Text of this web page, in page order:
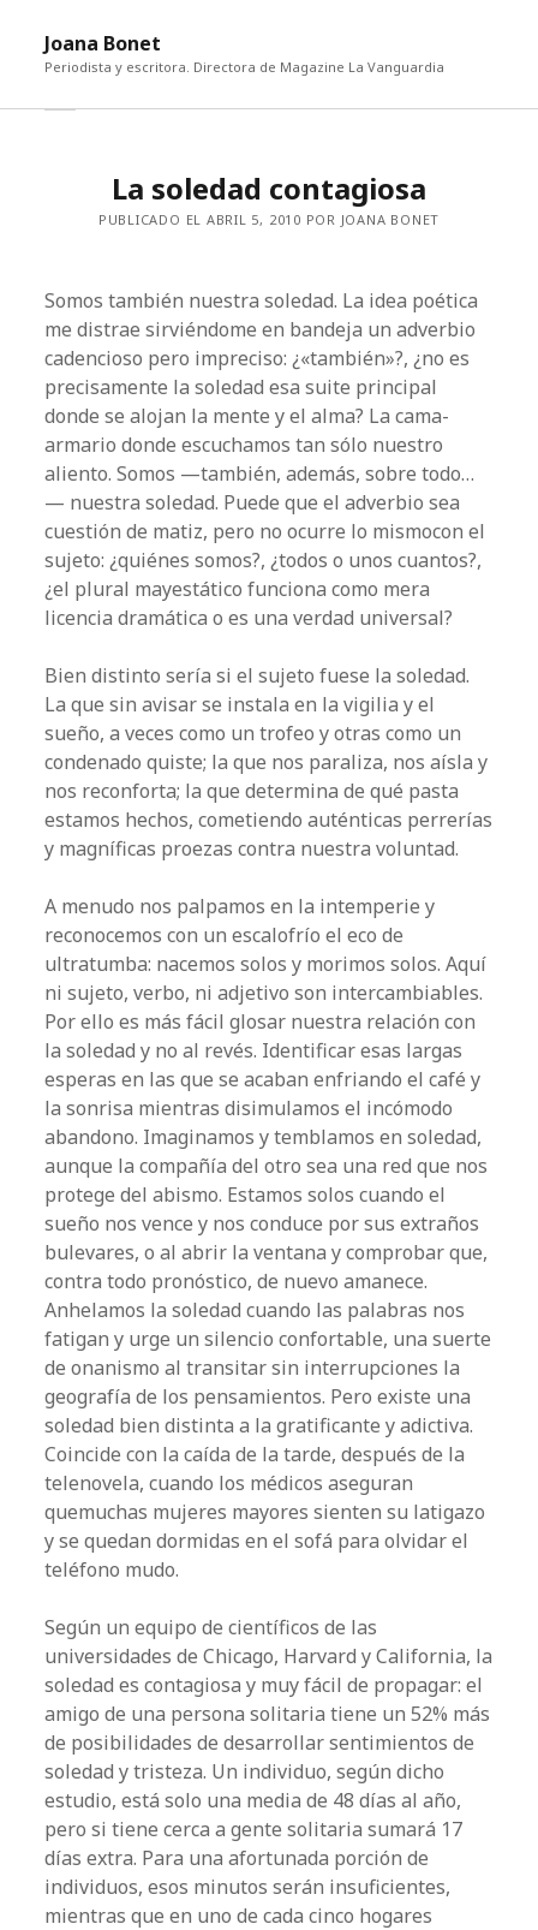
Joana Bonet
Periodista y escritora. Directora de Magazine La Vanguardia
La soledad contagiosa
PUBLICADO EL ABRIL 5, 2010 POR JOANA BONET
Somos también nuestra soledad. La idea poética
me distrae sirviéndome en bandeja un adverbio
cadencioso pero impreciso: ¿«también»?, ¿no es
precisamente la soledad esa suite principal
donde se alojan la mente y el alma? La cama-
armario donde escuchamos tan sólo nuestro
aliento. Somos —también, además, sobre todo…
— nuestra soledad. Puede que el adverbio sea
cuestión de matiz, pero no ocurre lo mismocon el
sujeto: ¿quiénes somos?, ¿todos o unos cuantos?,
¿el plural mayestático funciona como mera
licencia dramática o es una verdad universal?
Bien distinto sería si el sujeto fuese la soledad.
La que sin avisar se instala en la vigilia y el
sueño, a veces como un trofeo y otras como un
condenado quiste; la que nos paraliza, nos aísla y
nos reconforta; la que determina de qué pasta
estamos hechos, cometiendo auténticas perrerías
y magníficas proezas contra nuestra voluntad.
A menudo nos palpamos en la intemperie y
reconocemos con un escalofrío el eco de
ultratumba: nacemos solos y morimos solos. Aquí
ni sujeto, verbo, ni adjetivo son intercambiables.
Por ello es más fácil glosar nuestra relación con
la soledad y no al revés. Identificar esas largas
esperas en las que se acaban enfriando el café y
la sonrisa mientras disimulamos el incómodo
abandono. Imaginamos y temblamos en soledad,
aunque la compañía del otro sea una red que nos
protege del abismo. Estamos solos cuando el
sueño nos vence y nos conduce por sus extraños
bulevares, o al abrir la ventana y comprobar que,
contra todo pronóstico, de nuevo amanece.
Anhelamos la soledad cuando las palabras nos
fatigan y urge un silencio confortable, una suerte
de onanismo al transitar sin interrupciones la
geografía de los pensamientos. Pero existe una
soledad bien distinta a la gratificante y adictiva.
Coincide con la caída de la tarde, después de la
telenovela, cuando los médicos aseguran
quemuchas mujeres mayores sienten su latigazo
y se quedan dormidas en el sofá para olvidar el
teléfono mudo.
Según un equipo de científicos de las
universidades de Chicago, Harvard y California, la
soledad es contagiosa y muy fácil de propagar: el
amigo de una persona solitaria tiene un 52% más
de posibilidades de desarrollar sentimientos de
soledad y tristeza. Un individuo, según dicho
estudio, está solo una media de 48 días al año,
pero si tiene cerca a gente solitaria sumará 17
días extra. Para una afortunada porción de
individuos, esos minutos serán insuficientes,
mientras que en uno de cada cinco hogares